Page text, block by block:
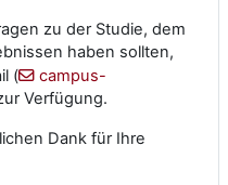
zu der Studie, dem
haben sollten,
(
campus-
Verfügung.
Dank für Ihre